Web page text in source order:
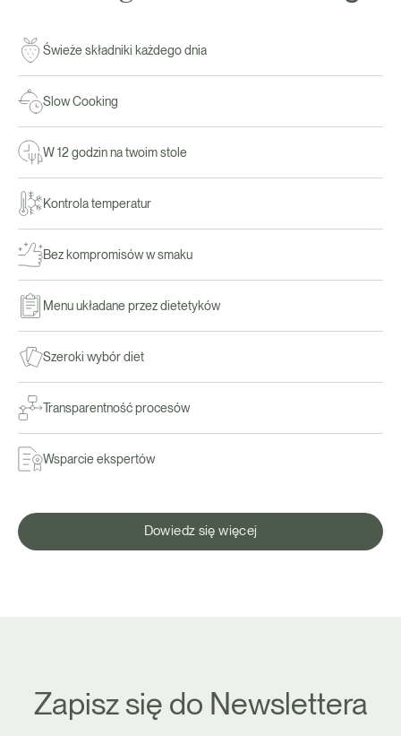
Świeże składniki każdego dnia
Slow Cooking
W 12 godzin na twoim stole
Kontrola temperatur
Bez kompromisów w smaku
Menu układane przez dietetyków
Szeroki wybór diet
Transparentność procesów
Wsparcie ekspertów
Dowiedz się więcej
Zapisz się do Newslettera